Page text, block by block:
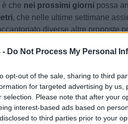
- Do Not Process My Personal
opt-out of the sale, sharing to third
for targeted advertising by
selection. Please note that after your
interest-based ads based on
to third parties prior to your
è che nei prossimi giorni possa
, che nelle ultime settimane
diverse altre proposte
ha militato per diversi anni
la Nuova Folgore e arrivando fino
. Nel mezzo anche le esperienze
Montefano.